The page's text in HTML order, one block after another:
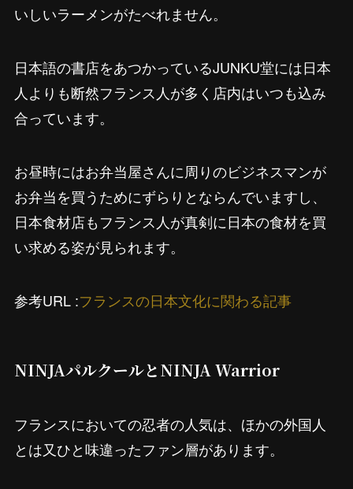
いしいラーメンがたべれません。
日本語の書店をあつかっているJUNKU堂には日本
人よりも断然フランス人が多く店内はいつも込み
合っています。
お昼時にはお弁当屋さんに周りのビジネスマンが
お弁当を買うためにずらりとならんでいますし、
日本食材店もフランス人が真剣に日本の食材を買
い求める姿が見られます。
参考URL :フランスの日本文化に関わる記事
NINJAパルクールとNINJA Warrior
フランスにおいての忍者の人気は、ほかの外国人
とは又ひと味違ったファン層があります。